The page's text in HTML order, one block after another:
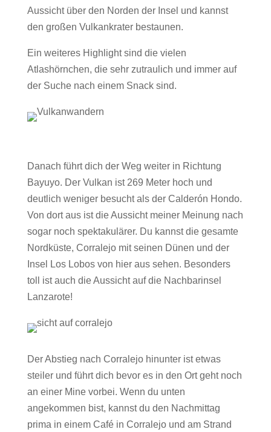
Aussicht über den Norden der Insel und kannst
den großen Vulkankrater bestaunen.
Ein weiteres Highlight sind die vielen
Atlashörnchen, die sehr zutraulich und immer auf
der Suche nach einem Snack sind.
Danach führt dich der Weg weiter in Richtung
Bayuyo. Der Vulkan ist 269 Meter hoch und
deutlich weniger besucht als der Calderón Hondo.
Von dort aus ist die Aussicht meiner Meinung nach
sogar noch spektakulärer. Du kannst die gesamte
Nordküste, Corralejo mit seinen Dünen und der
Insel Los Lobos von hier aus sehen. Besonders
toll ist auch die Aussicht auf die Nachbarinsel
Lanzarote!
Der Abstieg nach Corralejo hinunter ist etwas
steiler und führt dich bevor es in den Ort geht noch
an einer Mine vorbei. Wenn du unten
angekommen bist, kannst du den Nachmittag
prima in einem Café in Corralejo und am Strand